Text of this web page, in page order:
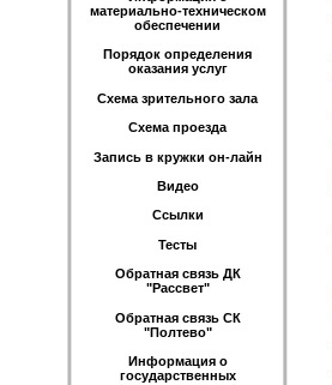
материально-техническом
обеспечении
Порядок определения
оказания услуг
Схема зрительного зала
Схема проезда
Запись в кружки он-лайн
Видео
Ссылки
Тесты
Обратная связь ДК
"Рассвет"
Обратная связь СК
"Полтево"
Информация о
государственных